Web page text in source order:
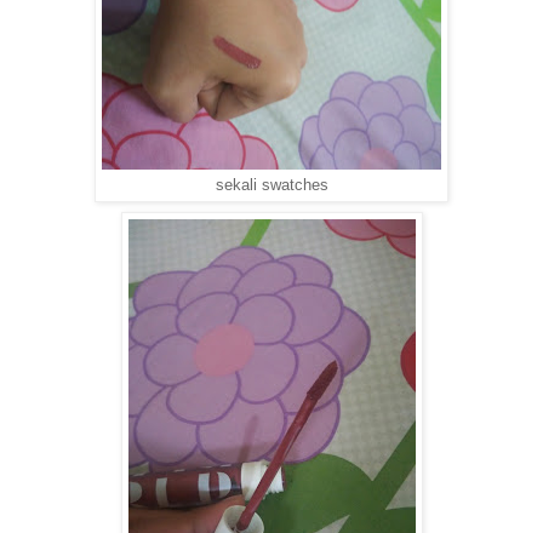
sekali swatches